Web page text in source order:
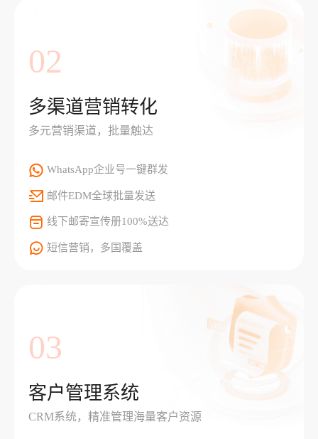
02
多渠道营销转化
多元营销渠道，批量触达
WhatsApp企业号一键群发
邮件EDM全球批量发送
线下邮寄宣传册100%送达
短信营销，多国覆盖
03
客户管理系统
CRM系统，精准管理海量客户资源